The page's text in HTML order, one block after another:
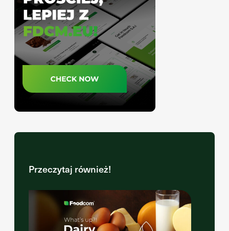
Przeczytaj również!